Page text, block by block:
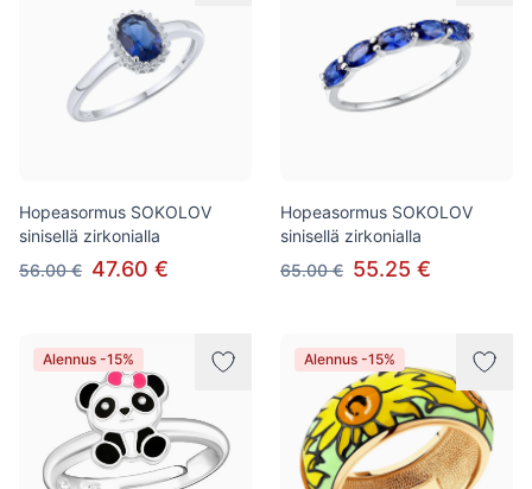
Hopeasormus SOKOLOV
sinisellä zirkonialla
56.00 € 47.60 €
Hopeasormus SOKOLOV
sinisellä zirkonialla
65.00 € 55.25 €
Alennus -15% Alennus -15%